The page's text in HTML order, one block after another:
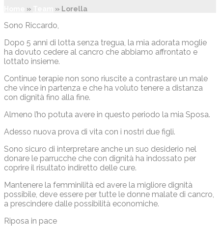
» » Lorella
Sono Riccardo,
Dopo 5 anni di lotta senza tregua, la mia adorata moglie
ha dovuto cedere al cancro che abbiamo affrontato e
lottato insieme.
Continue terapie non sono riuscite a contrastare un male
che vince in partenza e che ha voluto tenere a distanza
con dignità fino alla fine.
Almeno l’ho potuta avere in questo periodo la mia Sposa.
Adesso nuova prova di vita con i nostri due figli.
Sono sicuro di interpretare anche un suo desiderio nel
donare le parrucche che con dignità ha indossato per
coprire il risultato indiretto delle cure.
Mantenere la femminilità ed avere la migliore dignità
possibile, deve essere per tutte le donne malate di cancro,
a prescindere dalle possibilità economiche.
Riposa in pace